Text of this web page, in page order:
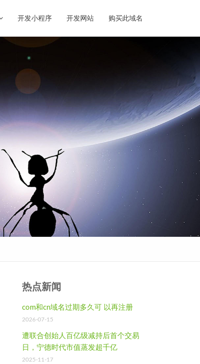
开发小程序 开发网站 购买此域名
热点新闻
com和cn域名过期多久可 以再注册
2026-07-15
遭联合创始人百亿级减持后首个交易
日，宁德时代市值蒸发超千亿
2025-11-17